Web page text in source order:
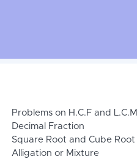
Problems on H.C.F and L.C.M
Decimal Fraction
Square Root and Cube Root
Alligation or Mixture